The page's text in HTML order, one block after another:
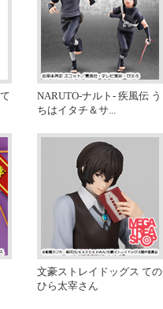
NARUTO-ナルト- 疾風伝 う
ちはイタチ＆サ...
文豪ストレイドッグス ての
ひら太宰さん